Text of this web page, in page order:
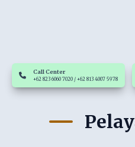
Call Center
+62 823 6060 7020 / +62 813 4007 5978